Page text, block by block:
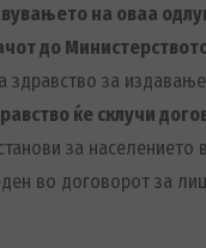
на оваа
до
за
ќе склучи
за
во договорот за